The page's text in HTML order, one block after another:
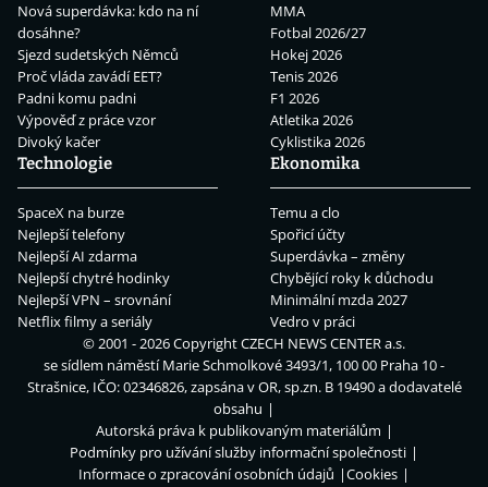
Nová superdávka: kdo na ní
dosáhne?
Sjezd sudetských Němců
Proč vláda zavádí EET?
Padni komu padni
Výpověď z práce vzor
Divoký kačer
MMA
Fotbal 2026/27
Hokej 2026
Tenis 2026
F1 2026
Atletika 2026
Cyklistika 2026
Technologie
SpaceX na burze
Nejlepší telefony
Nejlepší AI zdarma
Nejlepší chytré hodinky
Nejlepší VPN – srovnání
Netflix filmy a seriály
Ekonomika
Temu a clo
Spořicí účty
Superdávka – změny
Chybějící roky k důchodu
Minimální mzda 2027
Vedro v práci
© 2001 - 2026 CopyrightCZECH NEWS CENTER a.s.
se sídlem náměstí Marie Schmolkové 3493/1, 100 00 Praha 10 -
Strašnice, IČO: 02346826, zapsána v OR, sp.zn. B 19490 a dodavatelé
obsahu
Autorská práva k publikovaným materiálům
Podmínky pro užívání služby informační společnosti
Informace o zpracování osobních údajů
Cookies